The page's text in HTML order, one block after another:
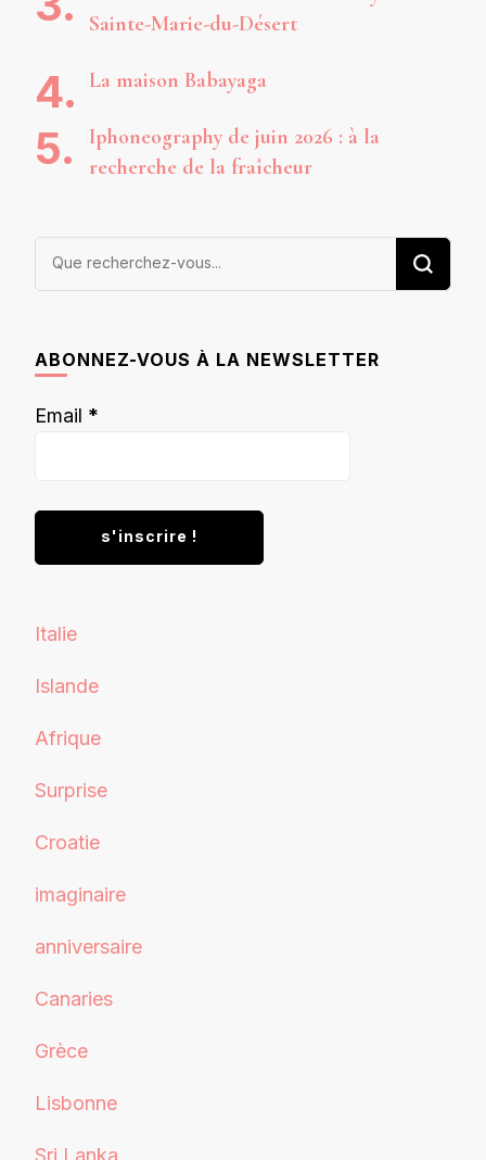
Sainte-Marie-du-Désert
La maison Babayaga
Iphoneography de juin 2026 : à la
recherche de la fraîcheur
Vous
ABONNEZ-VOUS À LA NEWSLETTER
Email *
Italie
Islande
Afrique
Surprise
Croatie
imaginaire
anniversaire
Canaries
Grèce
Lisbonne
Sri Lanka